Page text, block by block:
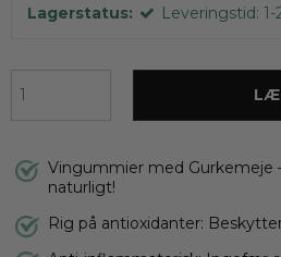
Lagerstatus: Leveringstid:
Vingummier med Gurkemeje
naturligt!
Rig på antioxidanter: